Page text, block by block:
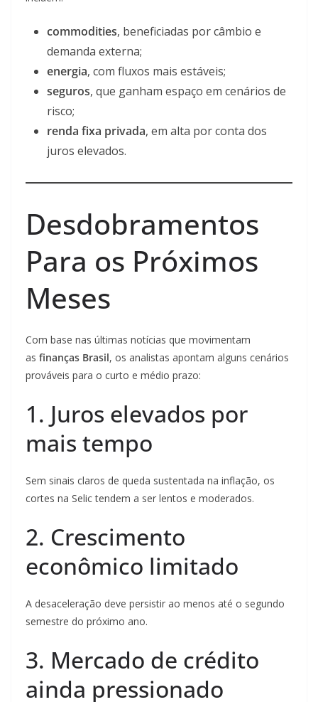
commodities, beneficiadas por câmbio e
demanda externa;
energia, com fluxos mais estáveis;
seguros, que ganham espaço em cenários de
risco;
renda fixa privada, em alta por conta dos
juros elevados.
Desdobramentos
Para os Próximos
Meses
Com base nas últimas notícias que movimentam
as finanças Brasil, os analistas apontam alguns cenários
prováveis para o curto e médio prazo:
1. Juros elevados por
mais tempo
Sem sinais claros de queda sustentada na inflação, os
cortes na Selic tendem a ser lentos e moderados.
2. Crescimento
econômico limitado
A desaceleração deve persistir ao menos até o segundo
semestre do próximo ano.
3. Mercado de crédito
ainda pressionado